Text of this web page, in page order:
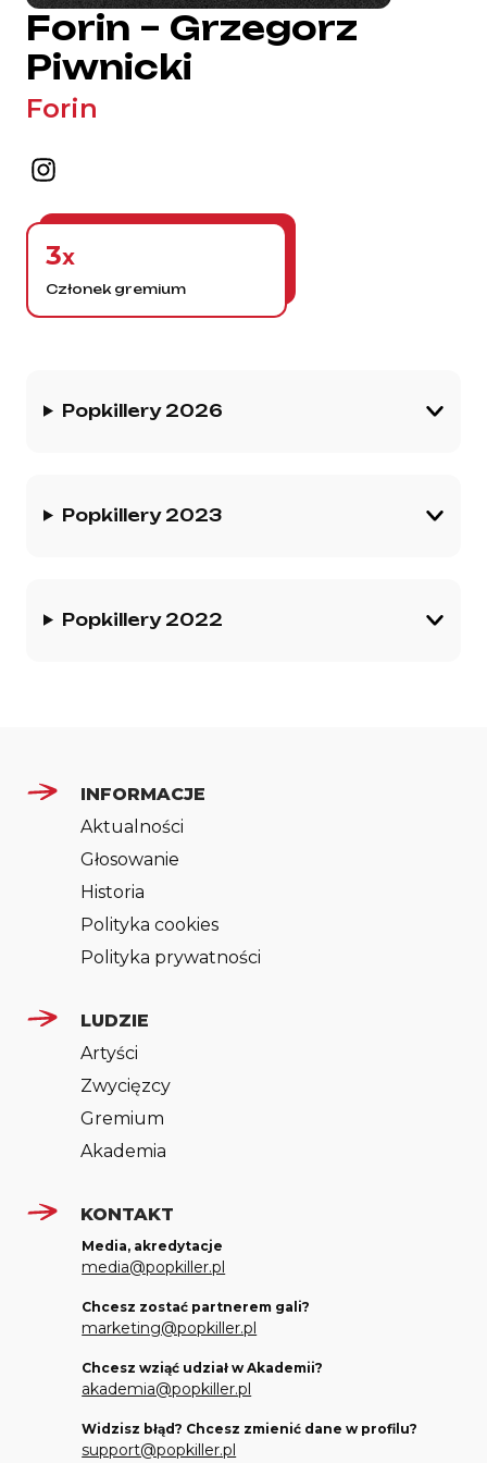
Forin – Grzegorz
Piwnicki
Forin
3x
Członek gremium
Popkillery 2026
Popkillery 2023
Popkillery 2022
INFORMACJE
Aktualności
Głosowanie
Historia
Polityka cookies
Polityka prywatności
LUDZIE
Artyści
Zwycięzcy
Gremium
Akademia
KONTAKT
Media, akredytacje
media@popkiller.pl
Chcesz zostać partnerem gali?
marketing@popkiller.pl
Chcesz wziąć udział w Akademii?
akademia@popkiller.pl
Widzisz błąd? Chcesz zmienić dane w profilu?
support@popkiller.pl